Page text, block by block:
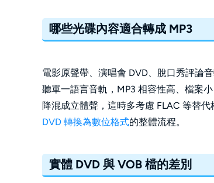
哪些光碟內容適合轉成 MP3
電影原聲帶、演唱會 DVD、脫口秀評論
聽單一語言音軌，MP3 相容性高、檔案
降混成立體聲，這時多考慮 FLAC 等替
DVD 轉換為數位格式的整體流程。
實體 DVD 與 VOB 檔的差別